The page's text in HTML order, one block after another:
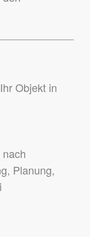
Objekt in
Planung,